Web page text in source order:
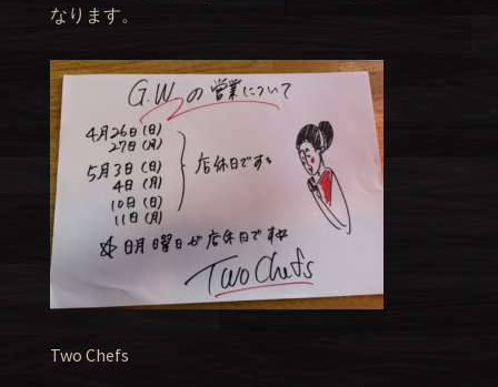
なります。
Two Chefs